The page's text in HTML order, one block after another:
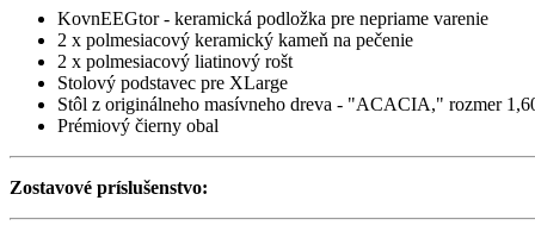
KovnEEGtor - keramická podložka pre nepriame varenie
2 x polmesiacový keramický kameň na pečenie
2 x polmesiacový liatinový rošt
Stolový podstavec pre XLarge
Stôl z originálneho masívneho dreva - "ACACIA," rozmer
Prémiový čierny obal
Zostavové príslušenstvo: